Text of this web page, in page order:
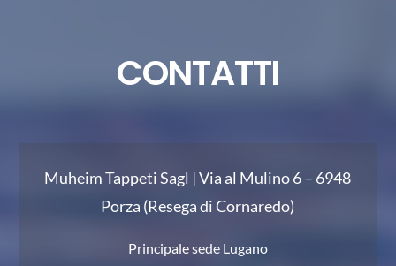
CONTATTI
Muheim Tappeti Sagl |Via al Mulino 6 – 6948
Porza (Resega di Cornaredo)
Principale sede Lugano